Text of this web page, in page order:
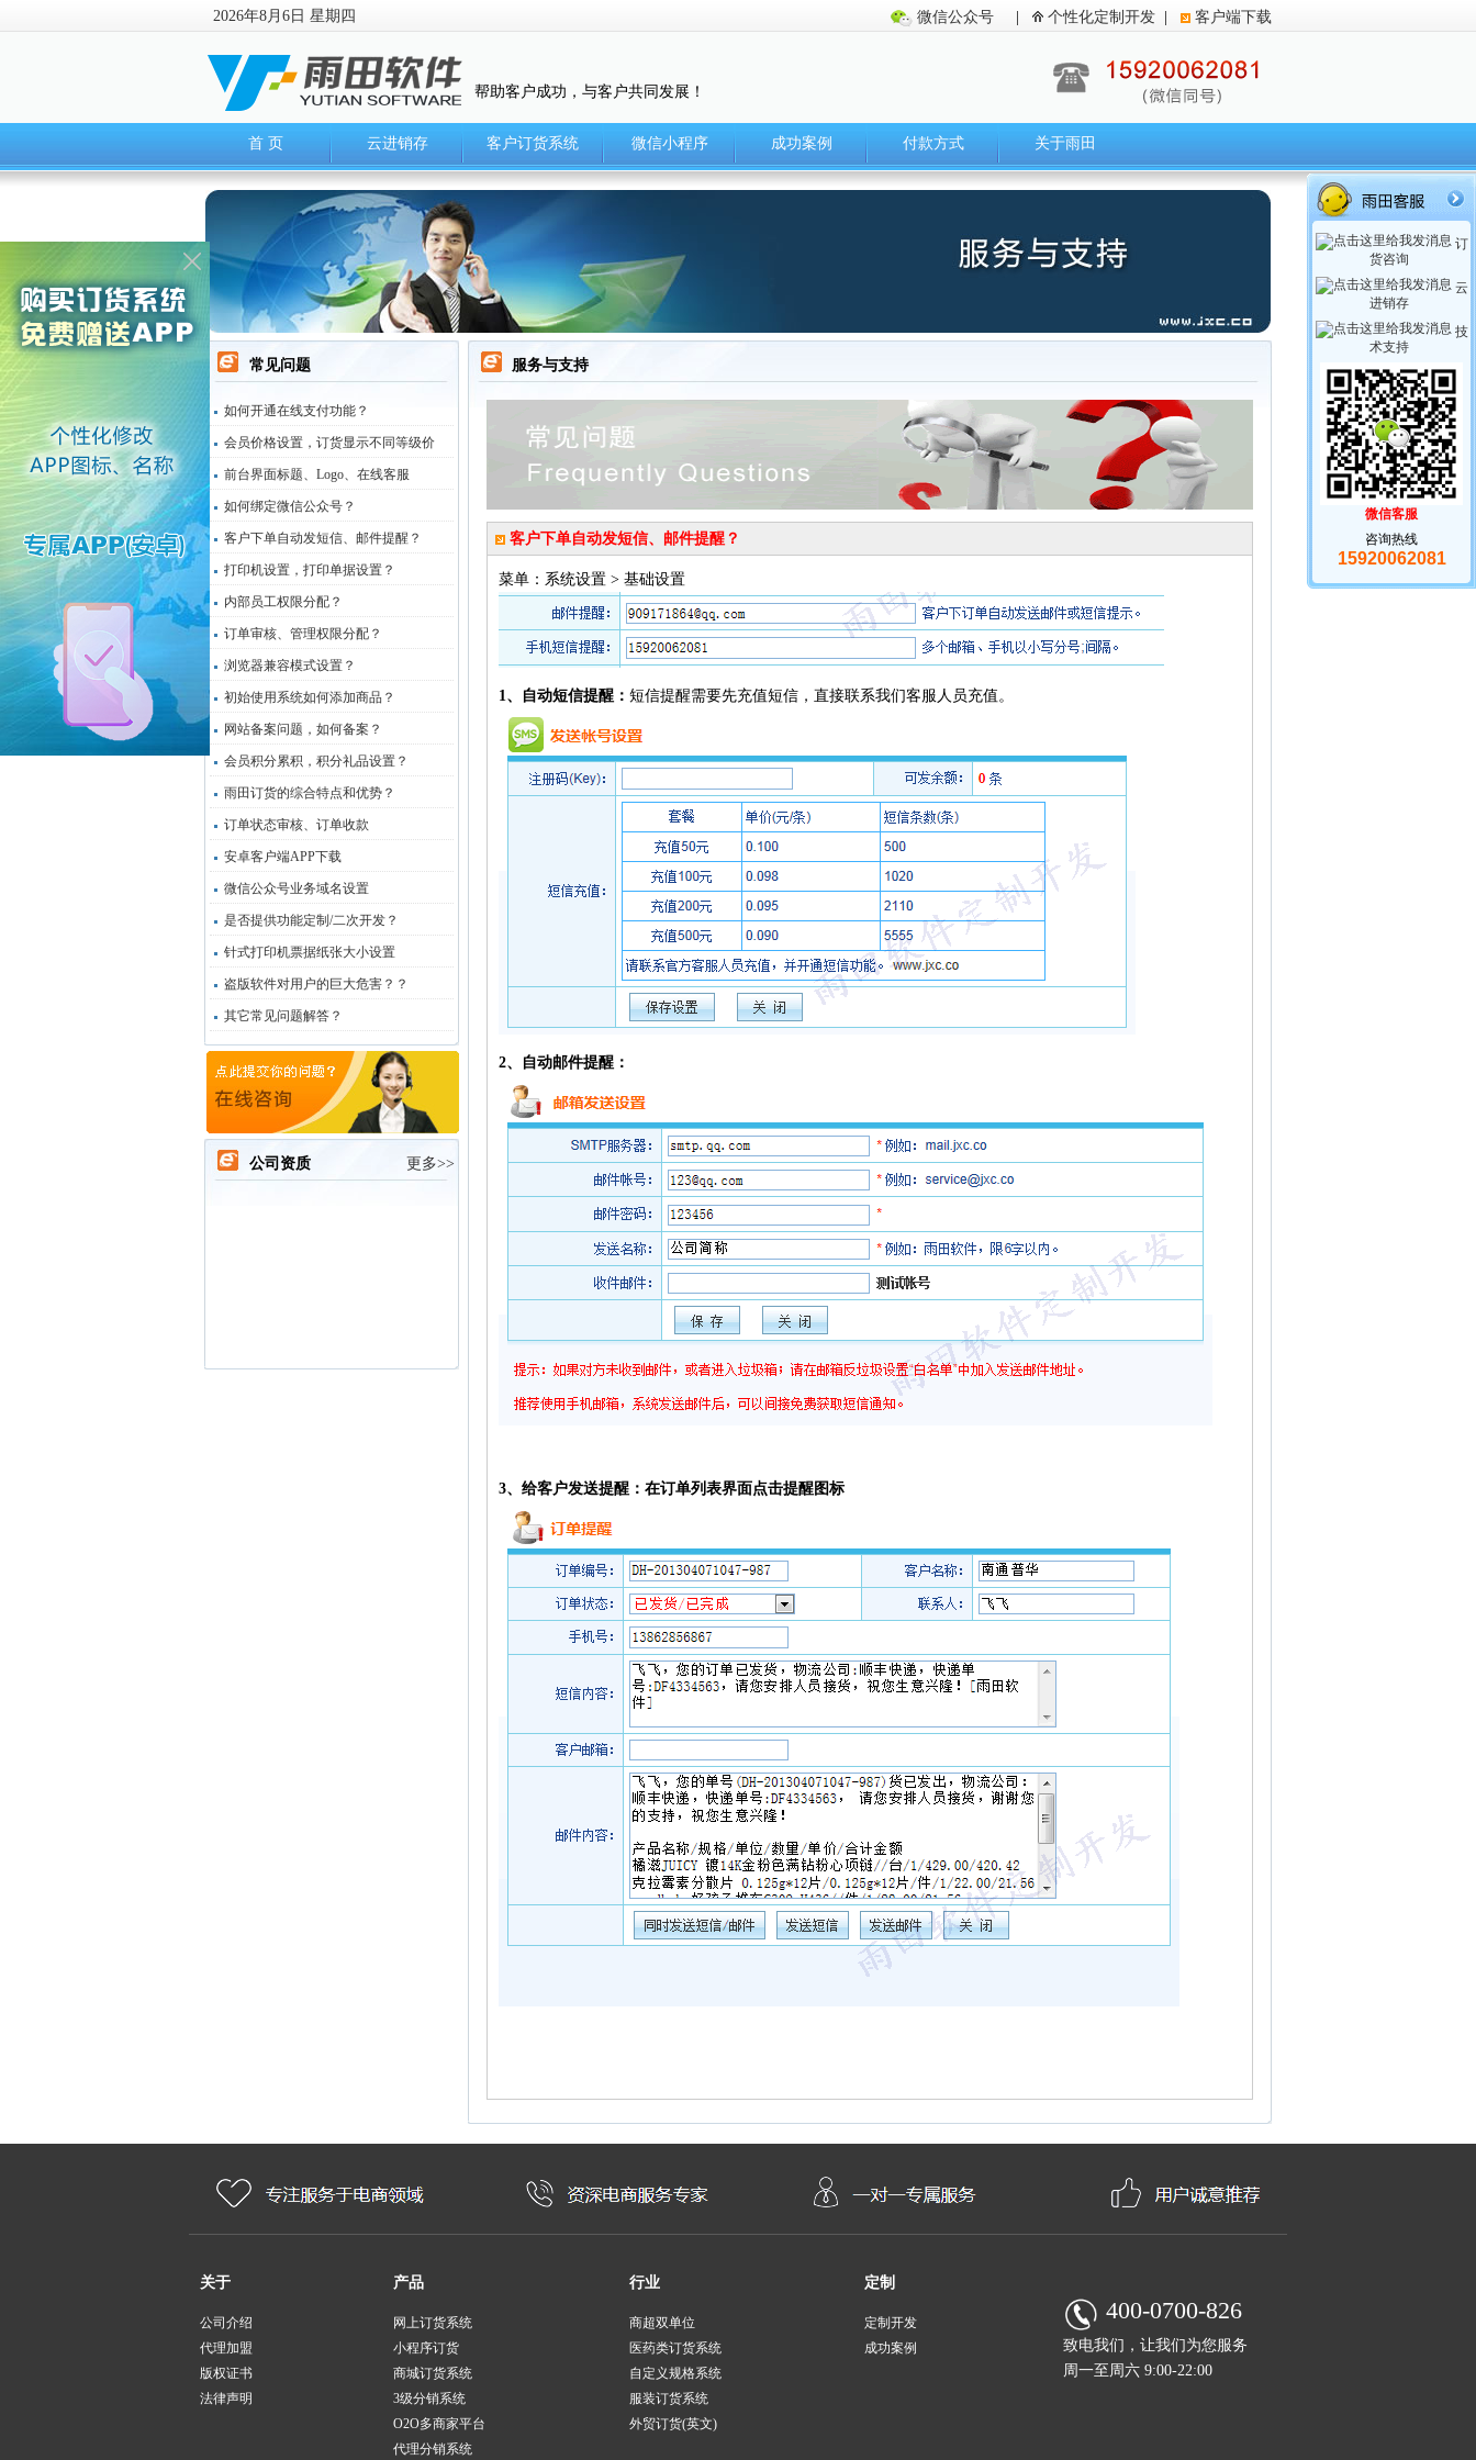
2026年8月6日 星期四 微信公众号 个性化定制开发 客户端下载
帮助客户成功，与客户共同发展！
首 页 云进销存 客户订货系统 微信小程序 成功案例 付款方式 关于雨田
常见问题
如何开通在线支付功能？
会员价格设置，订货显示不同等级价
前台界面标题、Logo、在线客服
如何绑定微信公众号？
客户下单自动发短信、邮件提醒？
打印机设置，打印单据设置？
内部员工权限分配？
订单审核、管理权限分配？
浏览器兼容模式设置？
初始使用系统如何添加商品？
网站备案问题，如何备案？
会员积分累积，积分礼品设置？
雨田订货的综合特点和优势？
订单状态审核、订单收款
安卓客户端APP下载
微信公众号业务域名设置
是否提供功能定制/二次开发？
针式打印机票据纸张大小设置
盗版软件对用户的巨大危害？？
其它常见问题解答？
公司资质 更多>>
服务与支持
客户下单自动发短信、邮件提醒？
菜单：系统设置 > 基础设置
1、自动短信提醒： 短信提醒需要先充值短信，直接联系我们客服人员充值。
2、自动邮件提醒：
3、给客户发送提醒：在订单列表界面点击提醒图标
关于
公司介绍
代理加盟
版权证书
法律声明
产品
网上订货系统
小程序订货
商城订货系统
3级分销系统
O2O多商家平台
代理分销系统
行业
商超双单位
医药类订货系统
自定义规格系统
服装订货系统
外贸订货(英文)
定制
定制开发
成功案例
400-0700-826
致电我们，让我们为您服务
周一至周六 9:00-22:00
订
货咨询
云
进销存
技
术支持
微信客服
咨询热线
15920062081